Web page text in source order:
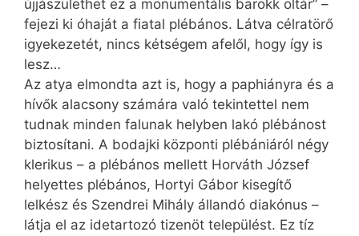
újjászülethet ez a monumentális barokk oltár” –
fejezi ki óhaját a fiatal plébános. Látva célratörő
igyekezetét, nincs kétségem afelől, hogy így is
lesz…
Az atya elmondta azt is, hogy a paphiányra és a
hívők alacsony számára való tekintettel nem
tudnak minden falunak helyben lakó plébánost
biztosítani. A bodajki központi plébániáról négy
klerikus – a plébános mellett Horváth József
helyettes plébános, Hortyi Gábor kisegítő
lelkész és Szendrei Mihály állandó diakónus –
látja el az idetartozó tizenöt települést. Ez tíz